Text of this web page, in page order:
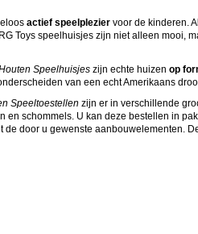
actief speelplezier voor de kinderen.
Toys speelhuisjes zijn niet alleen mooi,
Speelhuisjes zijn echte huizen op
van een echt Amerikaans
Speeltoestellen zijn er in verschillende
en schommels. U kan deze bestellen in
de door u gewenste aanbouwelementen.